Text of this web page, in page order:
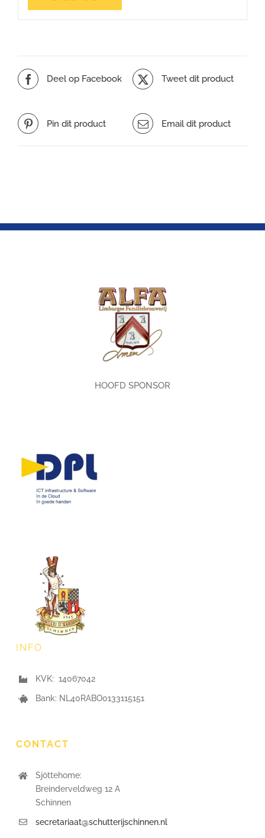
Deel op Facebook Tweet dit product
Pin dit product Email dit product
HOOFD SPONSOR
CONTACT
Sjöttehome:
Breinderveldweg 12 A
Schinnen
secretariaat@schutterijschinnen.nl
INFO
KVK: 14067042
Bank: NL40RABO0133115151